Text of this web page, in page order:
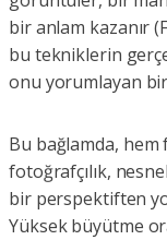
bir anlam kazanır
bu tekniklerin
onu yorumlayan
Bu bağlamda,
fotoğrafçılık,
bir perspektiften
Yüksek büyütme